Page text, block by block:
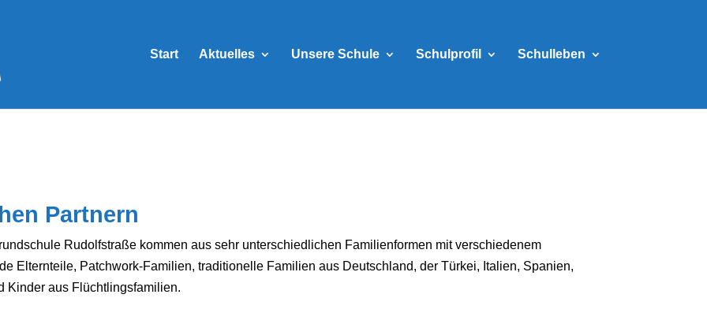
Start Aktuelles Unsere Schule Schulprofil Schulleben
Partnern
Rudolfstraße kommen aus sehr unterschiedlichen Familienformen mit verschiedenem
Elternteile, Patchwork-Familien, traditionelle Familien aus Deutschland, der Türkei, Italien, Spanien,
Kinder aus Flüchtlingsfamilien.